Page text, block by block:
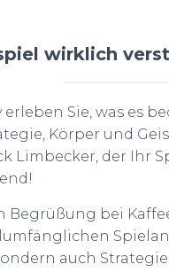
wirklich
erleben Sie, was es
Körper und
Limbecker, der Ihr
Begrüßung bei
auch